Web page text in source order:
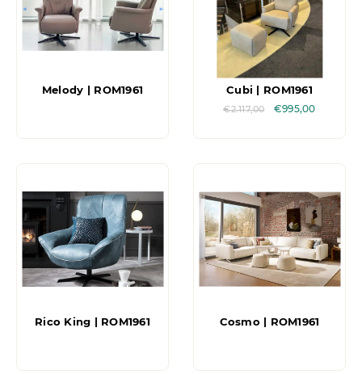
Melody | ROM1961 Cubi | ROM1961
€2.117,00 €995,00
Rico King | ROM1961 Cosmo | ROM1961